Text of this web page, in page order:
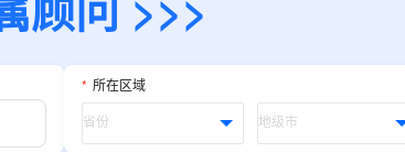
* 所在区域